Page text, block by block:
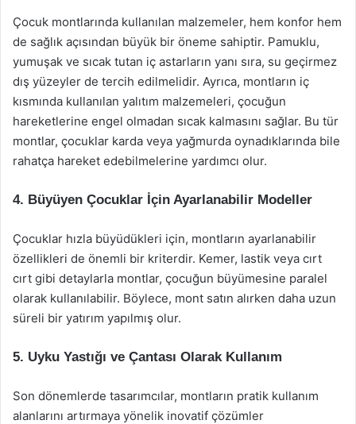
Çocuk montlarında kullanılan malzemeler, hem konfor hem
de sağlık açısından büyük bir öneme sahiptir. Pamuklu,
yumuşak ve sıcak tutan iç astarların yanı sıra, su geçirmez
dış yüzeyler de tercih edilmelidir. Ayrıca, montların iç
kısmında kullanılan yalıtım malzemeleri, çocuğun
hareketlerine engel olmadan sıcak kalmasını sağlar. Bu tür
montlar, çocuklar karda veya yağmurda oynadıklarında bile
rahatça hareket edebilmelerine yardımcı olur.
4. Büyüyen Çocuklar İçin Ayarlanabilir Modeller
Çocuklar hızla büyüdükleri için, montların ayarlanabilir
özellikleri de önemli bir kriterdir. Kemer, lastik veya cırt
cırt gibi detaylarla montlar, çocuğun büyümesine paralel
olarak kullanılabilir. Böylece, mont satın alırken daha uzun
süreli bir yatırım yapılmış olur.
5. Uyku Yastığı ve Çantası Olarak Kullanım
Son dönemlerde tasarımcılar, montların pratik kullanım
alanlarını artırmaya yönelik inovatif çözümler